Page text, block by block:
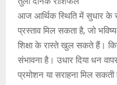
आज आर्थिक स्थिति में सुधार के
प्रस्ताव मिल सकता है, जो
शिक्षा के रास्ते खुल सकते हैं।
संभावना है। उधार दिया धन
प्रमोशन या सराहना मिल सकती